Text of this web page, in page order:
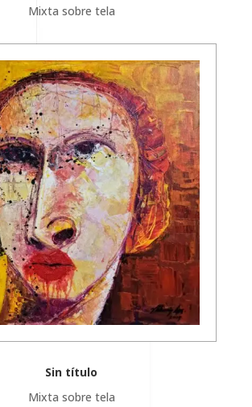
Mixta sobre tela
Sin título
Mixta sobre tela